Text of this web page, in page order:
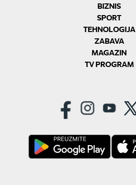
BIZNIS
SPORT
TEHNOLOGIJA
ZABAVA
MAGAZIN
TV PROGRAM